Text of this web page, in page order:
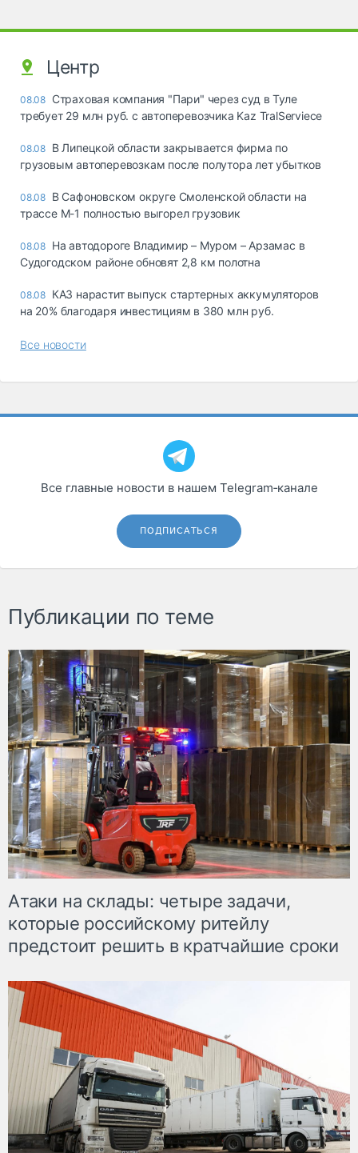
Центр
08.08 Страховая компания "Пари" через суд в Туле
требует 29 млн руб. с автоперевозчика Kaz TralServiece
08.08 В Липецкой области закрывается фирма по
грузовым автоперевозкам после полутора лет убытков
08.08 В Сафоновском округе Смоленской области на
трассе М-1 полностью выгорел грузовик
08.08 На автодороге Владимир – Муром – Арзамас в
Судогодском районе обновят 2,8 км полотна
08.08 КАЗ нарастит выпуск стартерных аккумуляторов
на 20% благодаря инвестициям в 380 млн руб.
Все новости
Все главные новости в нашем Telegram‑канале
ПОДПИСАТЬСЯ
Публикации по теме
Атаки на склады: четыре задачи,
которые российскому ритейлу
предстоит решить в кратчайшие сроки